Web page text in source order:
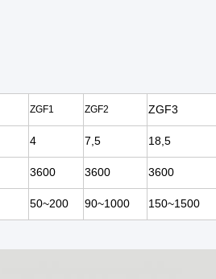
ZGF1 ZGF2 ZGF3
4 7,5 18,5
3600 3600 3600
50~200 90~1000 150~1500